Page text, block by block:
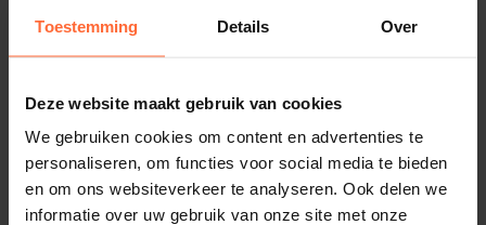
Toestemming Details Over
Deze website maakt gebruik van cookies
We gebruiken cookies om content en advertenties te
personaliseren, om functies voor social media te bieden
en om ons websiteverkeer te analyseren. Ook delen we
informatie over uw gebruik van onze site met onze